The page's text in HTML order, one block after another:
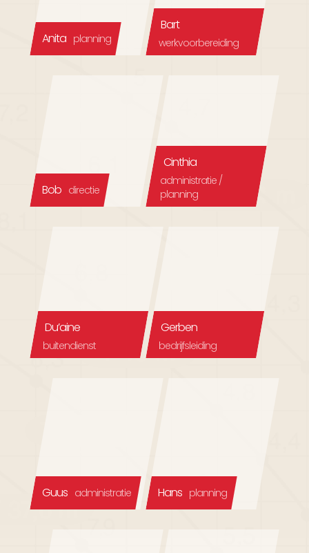
Anita planning
Bart
werkvoorbereiding
Bob directie
Cinthia
administratie /
planning
Du’aine
buitendienst
Gerben
bedrijfsleiding
Guus administratie Hans planning